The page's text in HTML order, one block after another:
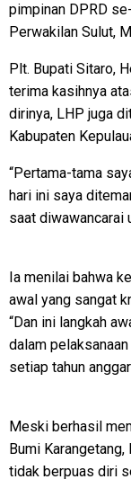
pimpinan DPRD
Perwakilan Sulut,
Plt. Bupati Sitaro,
terima kasihnya
dirinya, LHP juga
Kabupaten
“Pertama-tama
hari ini saya
saat diwawancarai
Ia menilai bahwa
awal yang sangat
“Dan ini langkah
dalam
setiap tahun
​Meski berhasil
Bumi
tidak berpuas diri